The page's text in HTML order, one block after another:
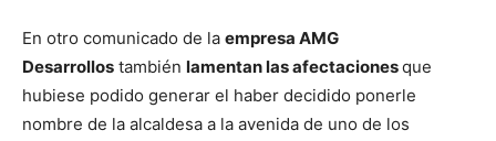
En otro comunicado de la empresa AMG
Desarrollos también lamentan las afectacionesque
hubiese podido generar el haber decidido ponerle
nombre de la alcaldesa a la avenida de uno de los